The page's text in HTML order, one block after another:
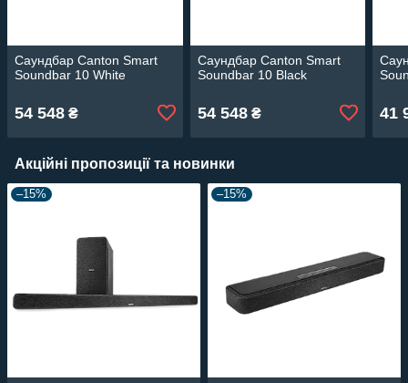
Саундбар Canton Smart
Soundbar 10 White
54 548 ₴
Саундбар Canton Smart
Soundbar 10 Black
54 548₴ 41
Акційні пропозиції та новинки
–15% –15%